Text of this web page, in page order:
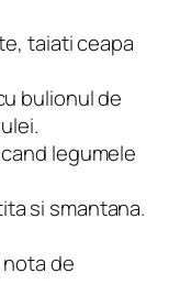
taiati ceapa
bulionul de
legumele
si smantana.
de